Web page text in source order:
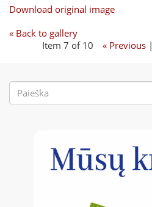
Download original image
« Back to gallery
Item 7 of 10
« Previous|
Paieškos